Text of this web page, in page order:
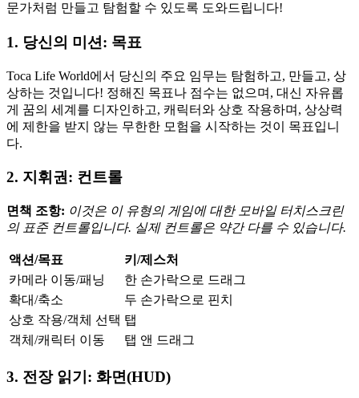
문가처럼 만들고 탐험할 수 있도록 도와드립니다!
1. 당신의 미션: 목표
Toca Life World에서 당신의 주요 임무는 탐험하고, 만들고, 상
상하는 것입니다! 정해진 목표나 점수는 없으며, 대신 자유롭
게 꿈의 세계를 디자인하고, 캐릭터와 상호 작용하며, 상상력
에 제한을 받지 않는 무한한 모험을 시작하는 것이 목표입니
다.
2. 지휘권: 컨트롤
면책 조항: 이것은 이 유형의 게임에 대한 모바일 터치스크린
의 표준 컨트롤입니다. 실제 컨트롤은 약간 다를 수 있습니다.
액션/목표
키/제스처
카메라 이동/패닝
한 손가락으로 드래그
확대/축소
두 손가락으로 핀치
상호 작용/객체 선택 탭
객체/캐릭터 이동
탭 앤 드래그
3. 전장 읽기: 화면(HUD)